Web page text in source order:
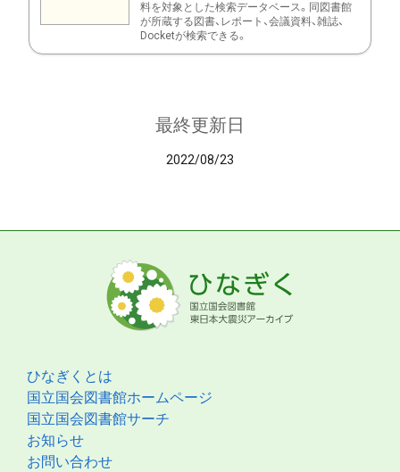
料を対象とした検索データベース。同図書館
が所蔵する図書、レポート、会議資料、雑誌、
Docketが検索できる。
最終更新日
2022/08/23
ひなぎくとは
国立国会図書館ホームページ
国立国会図書館サーチ
お知らせ
お問い合わせ